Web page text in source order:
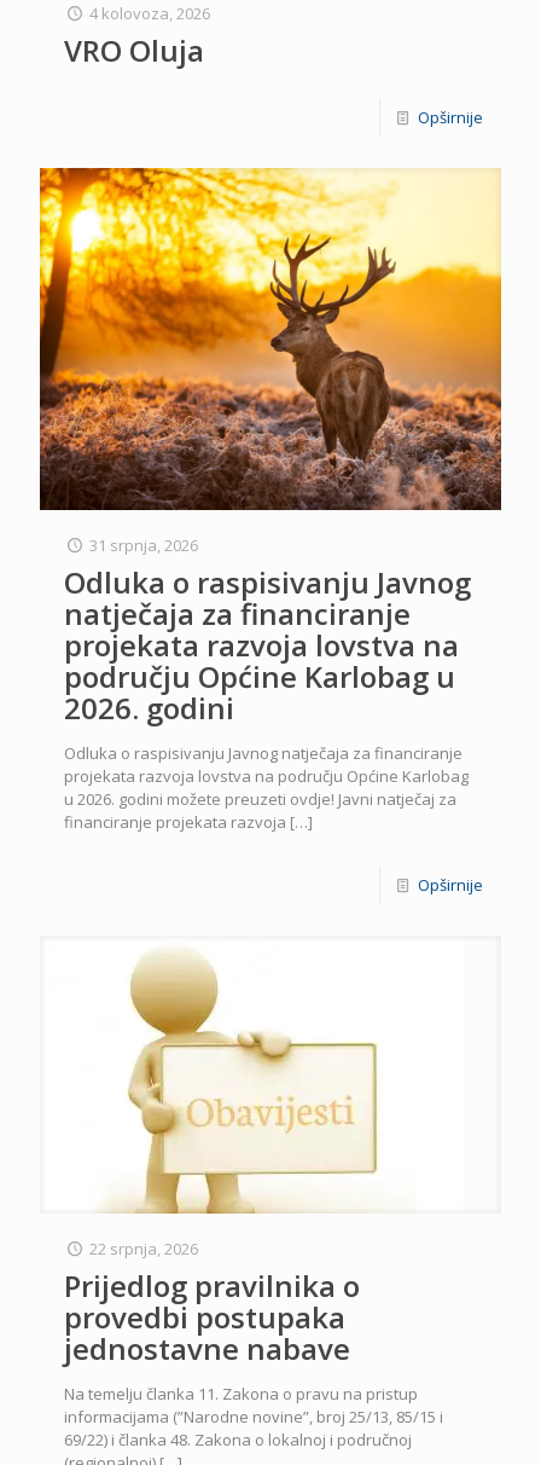
4 kolovoza, 2026
VRO Oluja
Opširnije
31 srpnja, 2026
Odluka o raspisivanju Javnog
natječaja za financiranje
projekata razvoja lovstva na
području Općine Karlobag u
2026. godini
Odluka o raspisivanju Javnog natječaja za financiranje
projekata razvoja lovstva na području Općine Karlobag
u 2026. godini možete preuzeti ovdje! Javni natječaj za
financiranje projekata razvoja […]
Opširnije
22 srpnja, 2026
Prijedlog pravilnika o
provedbi postupaka
jednostavne nabave
Na temelju članka 11. Zakona o pravu na pristup
informacijama (”Narodne novine”, broj 25/13, 85/15 i
69/22) i članka 48. Zakona o lokalnoj i područnoj